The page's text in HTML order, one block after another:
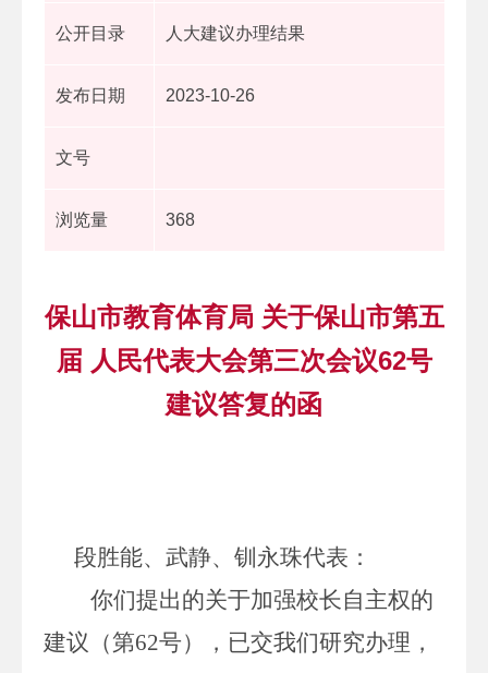
公开目录 人大建议办理结果
发布日期 2023-10-26
文号
浏览量 368
保山市教育体育局 关于保山市第五
届 人民代表大会第三次会议62号
建议答复的函
段胜能、武静、钏永珠代表 ：
你们提出的关于加强校长自主权的
建议（第62号）， 已交我们研究办理，